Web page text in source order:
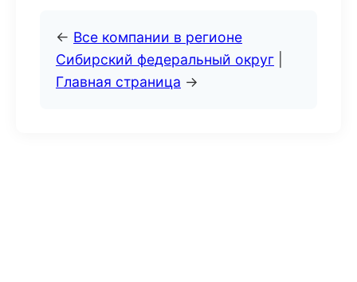
← Все компании в регионе
Сибирский федеральный округ
Главная страница →